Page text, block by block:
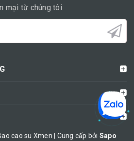
mại từ chúng tôi
cao su Xmen | Cung cấp bởi Sapo